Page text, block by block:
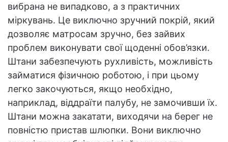
вибрана не випадково, а з практичних
міркувань. Це виключно зручний покрій, який
дозволяє матросам зручно, без зайвих
проблем виконувати свої щоденні обов’язки.
Штани забезпечують рухливість, можливість
займатися фізичною роботою, і при цьому
легко закочуються, якщо необхідно,
наприклад, віддраїти палубу, не замочивши їх.
Штани можна закатати, виходячи на берег не
повністю пристав шлюпки. Вони виключно